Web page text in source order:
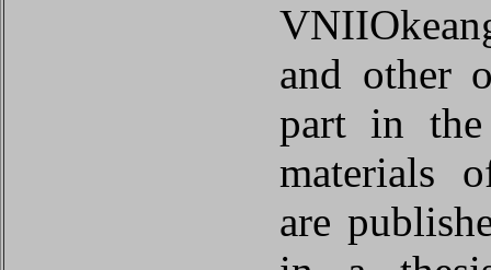
and other
part in the
materials
are